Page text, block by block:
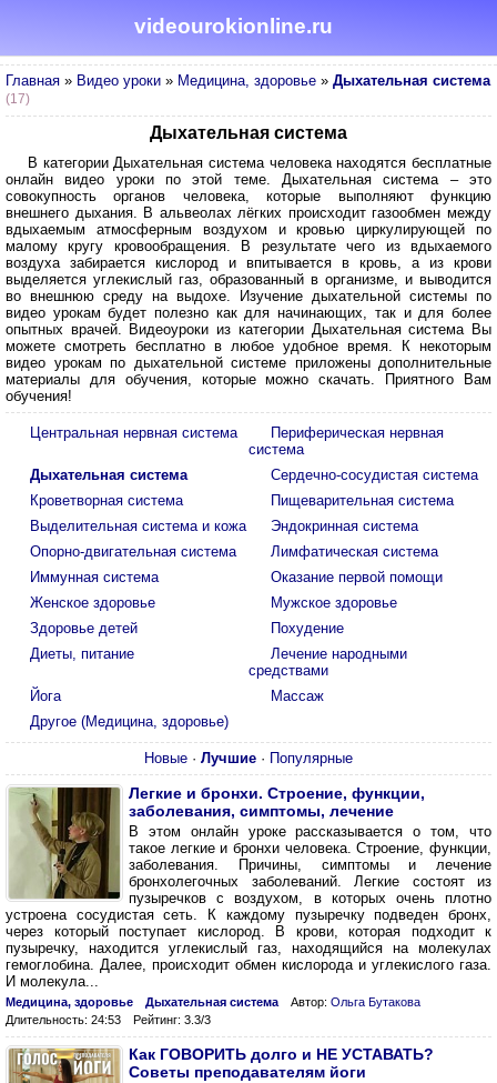
videourokionline.ru
Главная » Видео уроки » Медицина, здоровье » Дыхательная система
(17)
Дыхательная система
В категории Дыхательная система человека находятся бесплатные
онлайн видео уроки по этой теме. Дыхательная система – это
совокупность органов человека, которые выполняют функцию
внешнего дыхания. В альвеолах лёгких происходит газообмен между
вдыхаемым атмосферным воздухом и кровью циркулирующей по
малому кругу кровообращения. В результате чего из вдыхаемого
воздуха забирается кислород и впитывается в кровь, а из крови
выделяется углекислый газ, образованный в организме, и выводится
во внешнюю среду на выдохе. Изучение дыхательной системы по
видео урокам будет полезно как для начинающих, так и для более
опытных врачей. Видеоуроки из категории Дыхательная система Вы
можете смотреть бесплатно в любое удобное время. К некоторым
видео урокам по дыхательной системе приложены дополнительные
материалы для обучения, которые можно скачать. Приятного Вам
обучения!
Центральная нервная система
Периферическая нервная
система
Дыхательная система
Сердечно-сосудистая система
Кроветворная система
Пищеварительная система
Выделительная система и кожа
Эндокринная система
Опорно-двигательная система
Лимфатическая система
Иммунная система
Оказание первой помощи
Женское здоровье
Мужское здоровье
Здоровье детей
Похудение
Диеты, питание
Лечение народными
средствами
Йога
Массаж
Другое (Медицина, здоровье)
Новые · Лучшие · Популярные
Легкие и бронхи. Строение, функции,
заболевания, симптомы, лечение
В этом онлайн уроке рассказывается о том, что
такое легкие и бронхи человека. Строение, функции,
заболевания. Причины, симптомы и лечение
бронхолегочных заболеваний. Легкие состоят из
пузыречков с воздухом, в которых очень плотно
устроена сосудистая сеть. К каждому пузыречку подведен бронх,
через который поступает кислород. В крови, которая подходит к
пузыречку, находится углекислый газ, находящийся на молекулах
гемоглобина. Далее, происходит обмен кислорода и углекислого газа.
И молекула...
Медицина, здоровье Дыхательная система Автор: Ольга Бутакова
Длительность: 24:53
Рейтинг: 3.3/3
Как ГОВОРИТЬ долго и НЕ УСТАВАТЬ?
Советы преподавателям йоги